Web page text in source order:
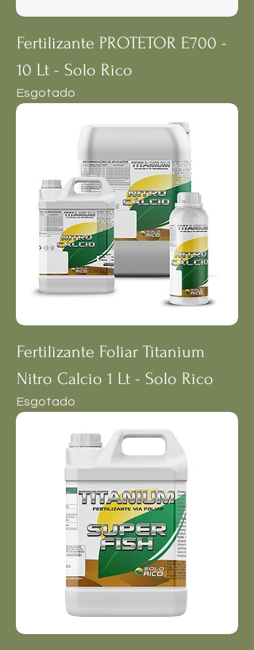
Fertilizante PROTETOR E700 -
10 Lt - Solo Rico
Esgotado
Fertilizante Foliar Titanium
Nitro Calcio 1 Lt - Solo Rico
Esgotado